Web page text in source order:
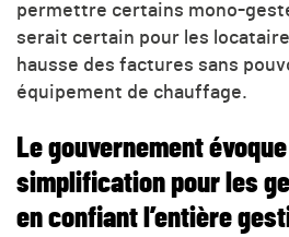
permettre certains mono-
serait certain pour les
hausse des factures sans
équipement de chauffage.
Le gouvernement
simplification pour les
en confiant l’entière